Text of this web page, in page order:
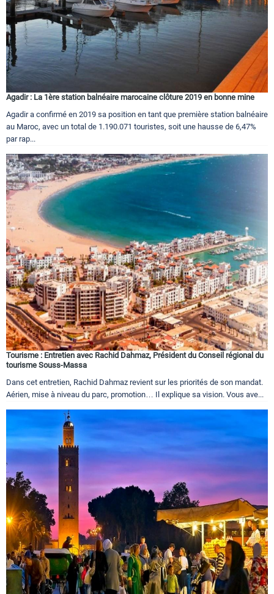
Agadir : La 1ère station balnéaire marocaine clôture 2019 en bonne mine
Agadir a confirmé en 2019 sa position en tant que première station balnéaire
au Maroc, avec un total de 1.190.071 touristes, soit une hausse de 6,47%
par rap...
Tourisme : Entretien avec Rachid Dahmaz, Président du Conseil régional du
tourisme Souss-Massa
Dans cet entretien, Rachid Dahmaz revient sur les priorités de son mandat.
Aérien, mise à niveau du parc, promotion… Il explique sa vision. Vous ave...